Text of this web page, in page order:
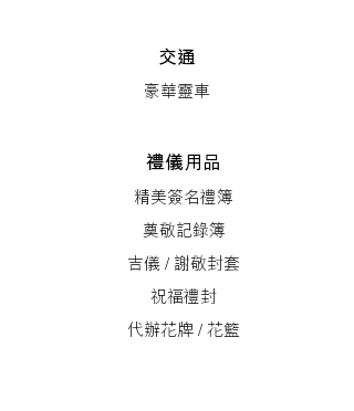
交通
豪華靈車
禮儀用品
精美簽名禮簿
奠敬記錄簿
吉儀 / 謝敬封套
祝福禮封
代辦花牌 / 花籃